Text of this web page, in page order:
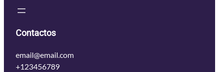
Contactos
email@email.com
+123456789